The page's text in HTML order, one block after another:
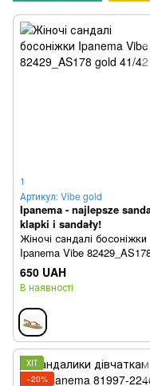
1
Артикул: Vibe gold
Ipanema - najlepsze
klapki i sandały!
Жіночі сандалі босоніжки
Ipanema Vibe
gold 41/42
650 UAH
В наявності
ХІТ
−20%